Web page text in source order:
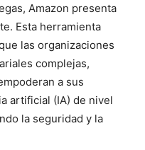
Amazon presenta
Esta herramienta
las organizaciones
complejas,
a sus
artificial (IA) de nivel
la seguridad y la